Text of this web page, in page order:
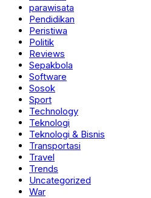
parawisata
Pendidikan
Peristiwa
Politik
Reviews
Sepakbola
Software
Sosok
Sport
Technology
Teknologi
Teknologi & Bisnis
Transportasi
Travel
Trends
Uncategorized
War